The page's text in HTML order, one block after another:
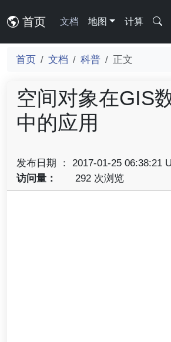
首页 文档 地图 计算
首页 文档 科普 正文
空间对象在GIS
中的应用
发布日期 ： 2017-01-25 06:38:21
访问量：
292 次浏览